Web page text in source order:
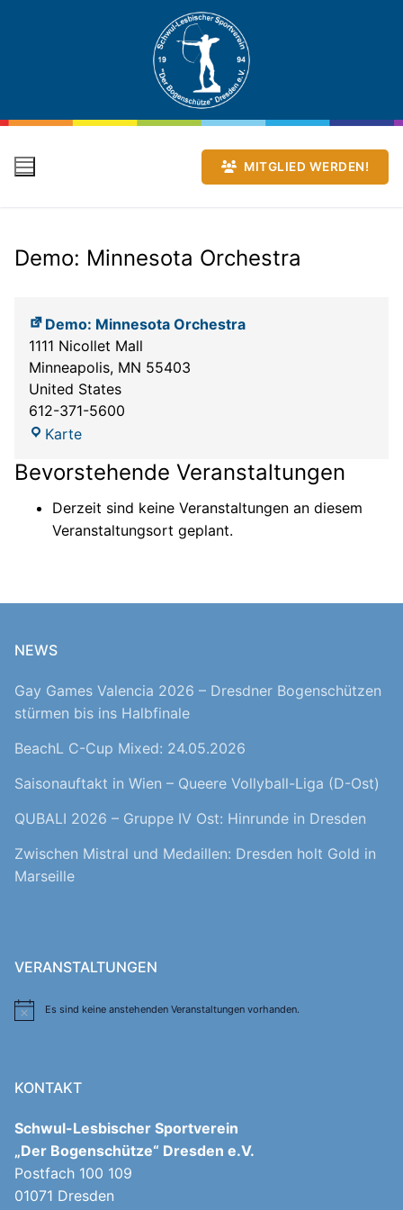
MITGLIED WERDEN!
Demo: Minnesota Orchestra
Demo: Minnesota Orchestra
1111 Nicollet Mall
Minneapolis, MN 55403
United States
612-371-5600
KarteDemo:
Orchestra
Bevorstehende Veranstaltungen
Derzeit sind keine Veranstaltungen an diesem
Veranstaltungsort geplant.
NEWS
Gay Games Valencia 2026 – Dresdner Bogenschützen
stürmen bis ins Halbfinale
BeachL C-Cup Mixed: 24.05.2026
Saisonauftakt in Wien – Queere Vollyball-Liga (D-Ost)
QUBALI 2026 – Gruppe IV Ost: Hinrunde in Dresden
Zwischen Mistral und Medaillen: Dresden holt Gold in
Marseille
VERANSTALTUNGEN
HinweisEs sind keine anstehenden Veranstaltungen vorhanden.
KONTAKT
Schwul-Lesbischer Sportverein
„Der Bogenschütze“ Dresden e.V.
Postfach 100 109
01071 Dresden